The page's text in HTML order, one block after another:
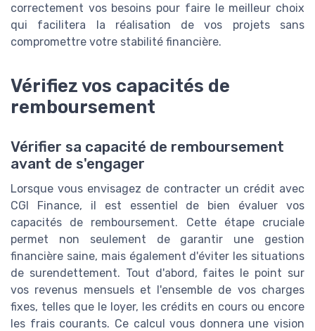
correctement vos besoins pour faire le meilleur choix
qui facilitera la réalisation de vos projets sans
compromettre votre stabilité financière.
Vérifiez vos capacités de
remboursement
Vérifier sa capacité de remboursement
avant de s'engager
Lorsque vous envisagez de contracter un crédit avec
CGI Finance, il est essentiel de bien évaluer vos
capacités de remboursement. Cette étape cruciale
permet non seulement de garantir une gestion
financière saine, mais également d'éviter les situations
de surendettement. Tout d'abord, faites le point sur
vos revenus mensuels et l'ensemble de vos charges
fixes, telles que le loyer, les crédits en cours ou encore
les frais courants. Ce calcul vous donnera une vision